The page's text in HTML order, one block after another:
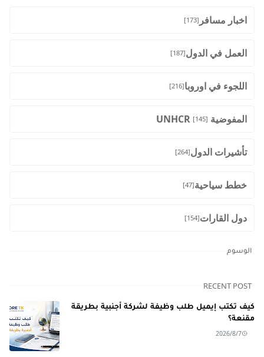
اخبار مسافر [173]
العمل في الدول[187]
اللجوء في اوروبا[216]
المفوضية UNHCR [145]
تأشيرات الدول[264]
خطط سياحية[47]
دول القارات[154]
الوسوم
RECENT POST
كيف تكتب إيميل طلب وظيفة لشركة أجنبية بطريقة
مقنعة؟
2026/8/7